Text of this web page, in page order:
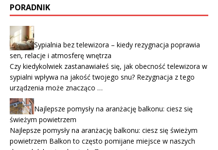
PORADNIK
Sypialnia bez telewizora – kiedy rezygnacja poprawia
sen, relacje i atmosferę wnętrza
Czy kiedykolwiek zastanawiałeś się, jak obecność telewizora w
sypialni wpływa na jakość twojego snu? Rezygnacja z tego
urządzenia może znacząco …
Najlepsze pomysły na aranżację balkonu: ciesz się
świeżym powietrzem
Najlepsze pomysły na aranżację balkonu: ciesz się świeżym
powietrzem Balkon to często pomijane miejsce w naszych